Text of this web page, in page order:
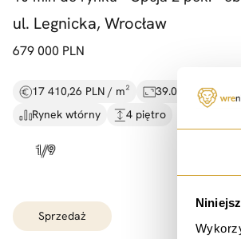
ul. Legnicka, Wrocław
679 000 PLN
17 410,26 PLN / m² 39.00 m²
2
Rynek wtórny
4 piętro
sprzedaż